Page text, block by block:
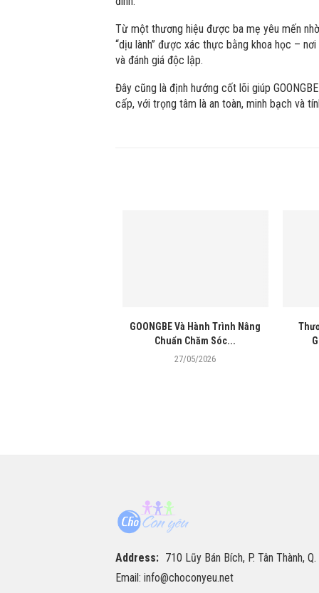
Từ một thương hiệu được ba mẹ yêu mến
“dịu lành” được xác thực bằng khoa học –
và đánh giá độc lập.
Đây cũng là định hướng cốt lõi giúp
cấp, với trọng tâm là an toàn, minh bạch và
GOONGBE Và Hành Trình Nâng
Chuẩn Chăm Sóc...
27/05/2026
Address: 710 Lũy Bán Bích, P. Tân Thành,
Email: info@choconyeu.net